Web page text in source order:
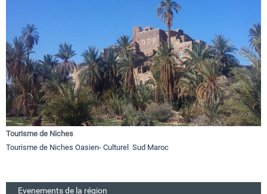
Tourisme de Niches
Tourisme de Niches Oasien- Culturel Sud Maroc
Evenements de la région